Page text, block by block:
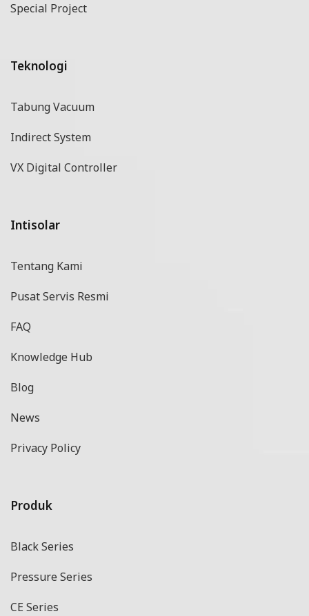
Special Project
Teknologi
Tabung Vacuum
Indirect System
VX Digital Controller
Intisolar
Tentang Kami
Pusat Servis Resmi
FAQ
Knowledge Hub
Blog
News
Privacy Policy
Produk
Black Series
Pressure Series
CE Series